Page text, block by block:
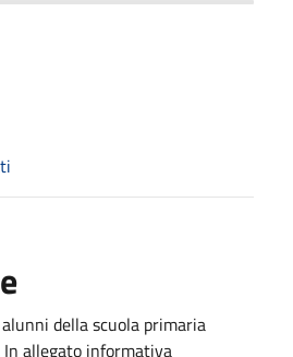
della scuola primaria
In allegato informativa